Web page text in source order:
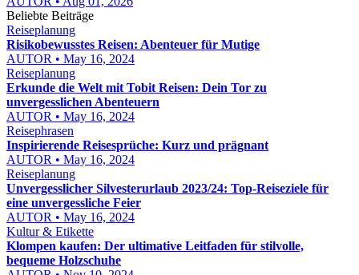
Beliebte Beiträge
Reiseplanung
Risikobewusstes Reisen: Abenteuer für Mutige
AUTOR • May 16, 2024
Reiseplanung
Erkunde die Welt mit Tobit Reisen: Dein Tor zu
unvergesslichen Abenteuern
AUTOR • May 16, 2024
Reisephrasen
Inspirierende Reisesprüche: Kurz und prägnant
AUTOR • May 16, 2024
Reiseplanung
Unvergesslicher Silvesterurlaub 2023/24: Top-Reiseziele für
eine unvergessliche Feier
AUTOR • May 16, 2024
Kultur & Etikette
Klompen kaufen: Der ultimative Leitfaden für stilvolle,
bequeme Holzschuhe